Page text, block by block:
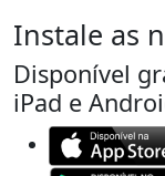
Instale as
Disponível
iPad e